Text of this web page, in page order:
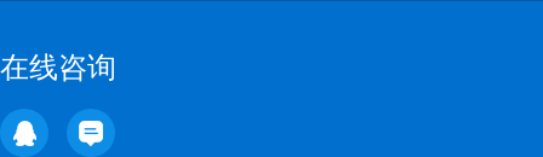
在线咨询